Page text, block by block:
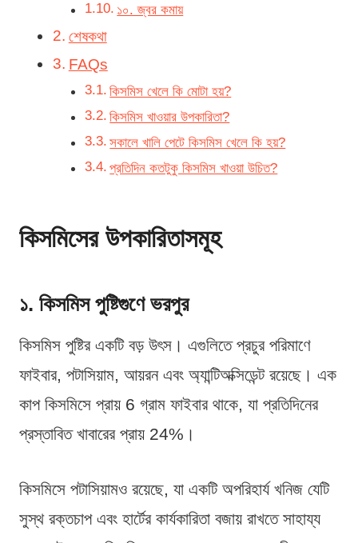
১০. জ্বর কমায়
শেষকথা
FAQs
কিসমিস খেলে কি মোটা হয়?
কিসমিস খাওয়ার উপকারিতা?
সকালে খালি পেটে কিসমিস খেলে কি হয়?
প্রতিদিন কতটুকু কিসমিস খাওয়া উচিত?
কিসমিসের উপকারিতাসমূহ
১. কিসমিস পুষ্টিগুণে ভরপুর
কিসমিস পুষ্টির একটি বড় উৎস। এগুলিতে প্রচুর পরিমাণে
ফাইবার, পটাসিয়াম, আয়রন এবং অ্যান্টিঅক্সিডেন্ট রয়েছে। এক
কাপ কিসমিসে প্রায় 6 গ্রাম ফাইবার থাকে, যা প্রতিদিনের
প্রস্তাবিত খাবারের প্রায় 24%।
কিসমিসে পটাসিয়ামও রয়েছে, যা একটি অপরিহার্য খনিজ যেটি
সুস্থ রক্তচাপ এবং হার্টের কার্যকারিতা বজায় রাখতে সাহায্য